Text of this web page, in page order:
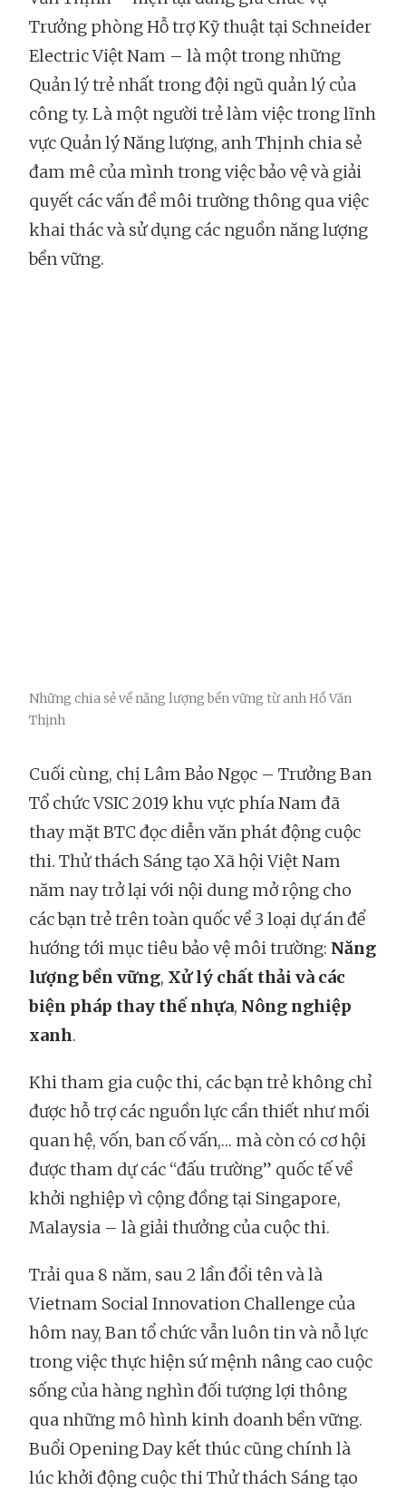
Trưởng phòng Hỗ trợ Kỹ thuật tại Schneider
Electric Việt Nam – là một trong những
Quản lý trẻ nhất trong đội ngũ quản lý của
công ty. Là một người trẻ làm việc trong lĩnh
vực Quản lý Năng lượng, anh Thịnh chia sẻ
đam mê của mình trong việc bảo vệ và giải
quyết các vấn đề môi trường thông qua việc
khai thác và sử dụng các nguồn năng lượng
bền vững.
Những chia sẻ về năng lượng bền vững từ anh Hồ Văn
Thịnh
Cuối cùng, chị Lâm Bảo Ngọc – Trưởng Ban
Tổ chức VSIC 2019 khu vực phía Nam đã
thay mặt BTC đọc diễn văn phát động cuộc
thi. Thử thách Sáng tạo Xã hội Việt Nam
năm nay trở lại với nội dung mở rộng cho
các bạn trẻ trên toàn quốc về 3 loại dự án để
hướng tới mục tiêu bảo vệ môi trường: Năng
lượng bền vững, Xử lý chất thải và các
biện pháp thay thế nhựa, Nông nghiệp
xanh.
Khi tham gia cuộc thi, các bạn trẻ không chỉ
được hỗ trợ các nguồn lực cần thiết như mối
quan hệ, vốn, ban cố vấn,… mà còn có cơ hội
được tham dự các “đấu trường” quốc tế về
khởi nghiệp vì cộng đồng tại Singapore,
Malaysia – là giải thưởng của cuộc thi.
Trải qua 8 năm, sau 2 lần đổi tên và là
Vietnam Social Innovation Challenge của
hôm nay, Ban tổ chức vẫn luôn tin và nỗ lực
trong việc thực hiện sứ mệnh nâng cao cuộc
sống của hàng nghìn đối tượng lợi thông
qua những mô hình kinh doanh bền vững.
Buổi Opening Day kết thúc cũng chính là
lúc khởi động cuộc thi Thử thách Sáng tạo